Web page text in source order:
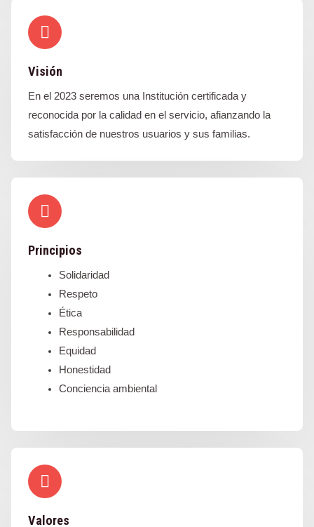
Visión
En el 2023 seremos una Institución certificada y
reconocida por la calidad en el servicio, afianzando la
satisfacción de nuestros usuarios y sus familias.
Principios
Solidaridad
Respeto
Ética
Responsabilidad
Equidad
Honestidad
Conciencia ambiental
Valores